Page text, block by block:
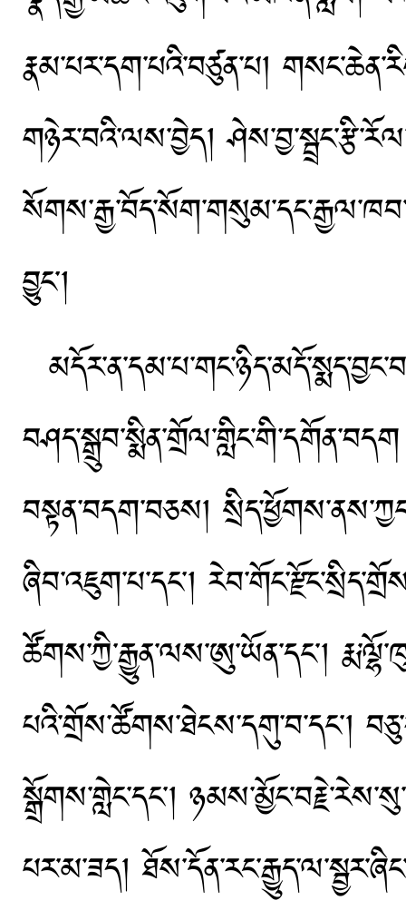
རྣམ་པར་དག་པའི་བཙུན་པ།
གཉེར་བའི་ལས་བྱེད།
བྱུང༌།
བཤད་སྒྲུབ་སྨིན་གྲོལ་གླིང་གི་དགོན་བདག
བསྟན་བདག་བཅས།
ཞིབ་འཇུག་པ་དང༌།
ཚོགས་ཀྱི་རྒྱུན་ལས་ཨུ་ཡོན་དང༌།
པའི་གྲོས་ཚོགས་ཐེངས་དགུ་བ་དང༌།
སྒྲོགས་གླེང་དང༌།
པར་མ་ཟད།